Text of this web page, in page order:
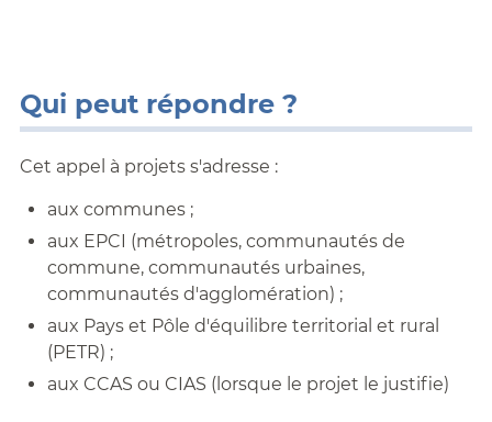
Qui peut répondre ?
Cet appel à projets s'adresse :
aux communes ;
aux EPCI (métropoles, communautés de
commune, communautés urbaines,
communautés d'agglomération) ;
aux Pays et Pôle d'équilibre territorial et rural
(PETR) ;
aux CCAS ou CIAS (lorsque le projet le justifie)